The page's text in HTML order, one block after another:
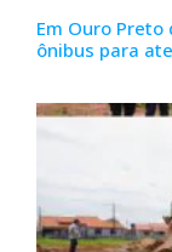
Em Ouro
ônibus para